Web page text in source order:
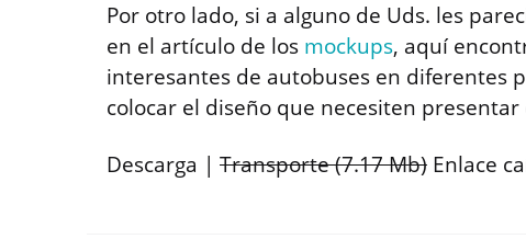
Por otro lado, si a alguno de Uds. les
en el artículo de los mockups, aquí
interesantes de autobuses en diferentes
colocar el diseño que necesiten
Descarga | Transporte (7.17 Mb) Enlace